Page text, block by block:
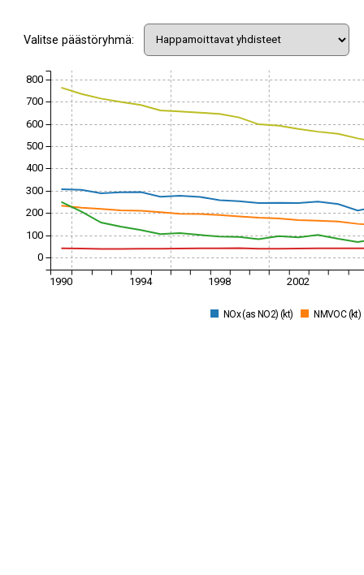
Valitse päästöryhmä:
1990 1994 1998 2002
0
100
200
300
400
500
600
700
800
NOx (as NO2) (kt) NMVOC (kt)